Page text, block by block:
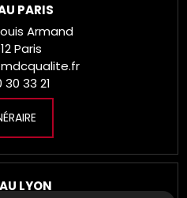
PARIS
Armand
Paris
33 21
LYON